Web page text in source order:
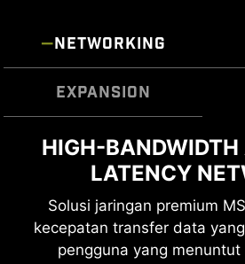
NETWORKING
EXPANSION
HIGH-
LATENCY
Solusi jaringan premium
kecepatan transfer data
pengguna yang
FAST AND
Motherboard MSI MAG
semua standar
memungkinkan
LIGHTNING GEN 5
STEEL
LIGHTNING GEN